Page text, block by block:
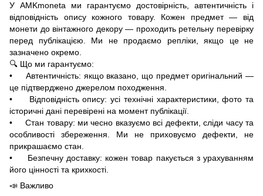
У AMKmoneta ми гарантуємо достовірність, автентичність і
відповідність опису кожного товару. Кожен предмет — від
монети до вінтажного декору — проходить ретельну перевірку
перед публікацією. Ми не продаємо репліки, якщо це не
зазначено окремо.
🔍 Що ми гарантуємо:
• Автентичність: якщо вказано, що предмет оригінальний —
це підтверджено джерелом походження.
• Відповідність опису: усі технічні характеристики, фото та
історичні дані перевірені на момент публікації.
• Стан товару: ми чесно вказуємо всі дефекти, сліди часу та
особливості збереження. Ми не приховуємо дефекти, не
прикрашаємо стан.
• Безпечну доставку: кожен товар пакується з урахуванням
його цінності та крихкості.
📣 Важливо